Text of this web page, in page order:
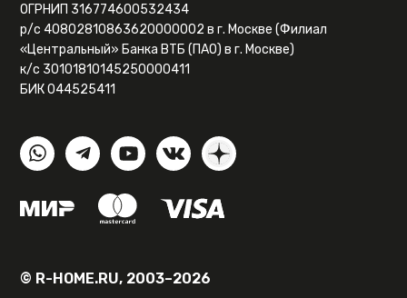
ОГРНИП 316774600532434
р/с 40802810863620000002 в г. Москве (Филиал
«Центральный» Банка ВТБ (ПАО) в г. Москве)
к/с 30101810145250000411
БИК 044525411
© R-HOME.RU, 2003–2026